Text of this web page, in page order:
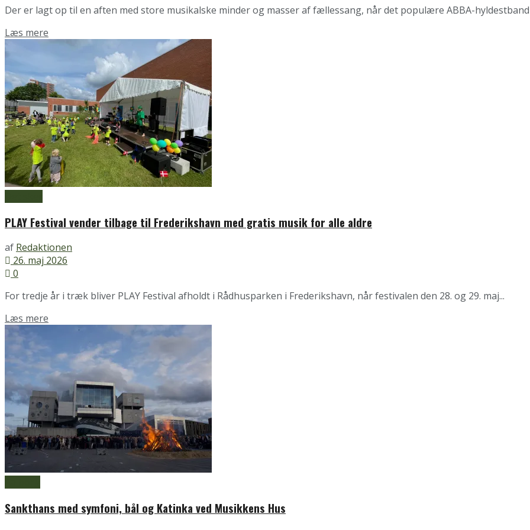
Der er lagt op til en aften med store musikalske minder og masser af fællessang, når det populære ABBA-hyldestband
Læs mere
PLAY Festival vender tilbage til Frederikshavn med gratis musik for alle aldre
af Redaktionen
26. maj 2026
0
For tredje år i træk bliver PLAY Festival afholdt i Rådhusparken i Frederikshavn, når festivalen den 28. og 29. maj...
Læs mere
Sankthans med symfoni, bål og Katinka ved Musikkens Hus